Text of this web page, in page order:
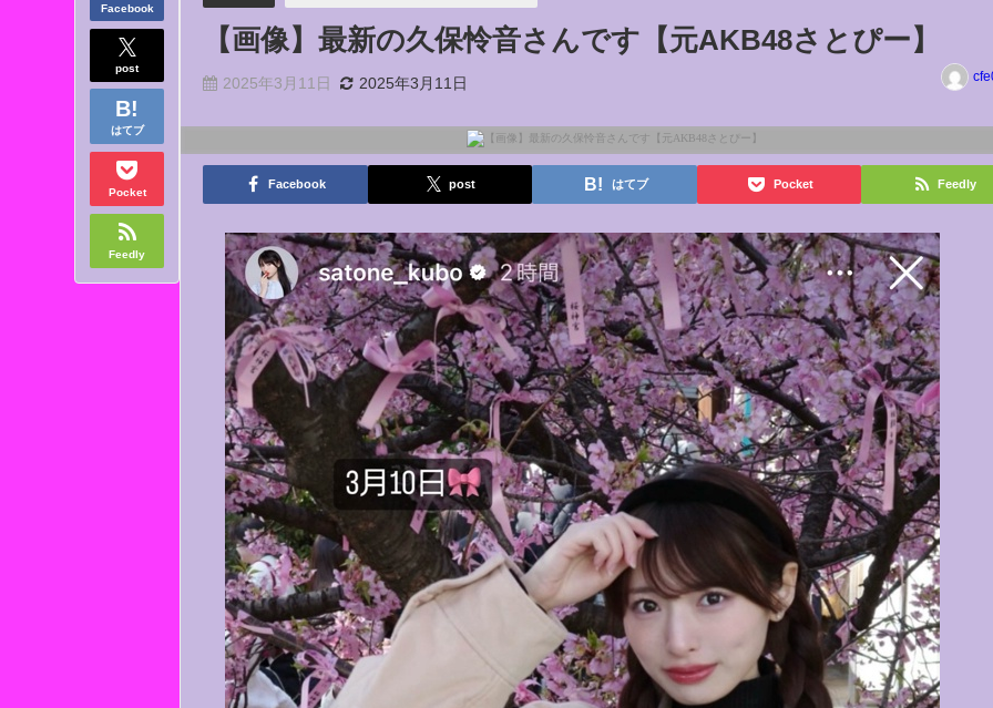
Facebook
post
はてブ
Pocket
Feedly
【画像】最新の久保怜音さんです【元AKB48さとぴー】
2025年3月11日 2025年3月11日
Facebook post はてブ Pocket Feedly